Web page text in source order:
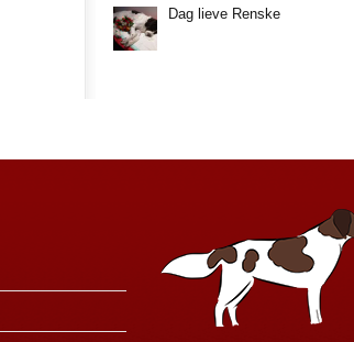
Dag lieve Renske